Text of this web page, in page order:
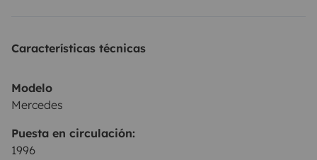
Características técnicas
Modelo
Mercedes
Puesta en circulación:
1996